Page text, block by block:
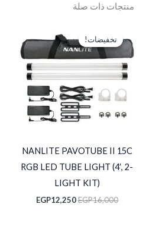
منتجات ذات صلة
تخفيضات!
تخفيضات!
NANLITE PAVOTUBE II 15C
RGB LED TUBE LIGHT (4′, 2-
LIGHT KIT)
EGP16,000
الأصلي
هو:
EGP16,000.
EGP12,250
هو:
EGP12,250.